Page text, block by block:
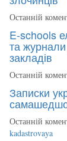
Останній
E-schools
та
закладів
Останній
Записки
Останній
kadastrovaya